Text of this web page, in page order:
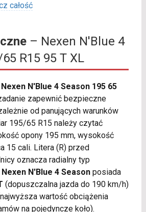
całość
– Nexen N'Blue 4
R15 95 T XL
Nexen N'Blue 4 Season 195 65
zapewnić bezpieczne
od panujących warunków
195/65 R15 należy czytać
opony 195 mm, wysokość
15 cali. Litera (R) przed
oznacza radialny typ
Nexen N'Blue 4 Seasonposiada
(dopuszczalna jazda do 190 km/h)
wartość obciążenia
na pojedyncze koło).